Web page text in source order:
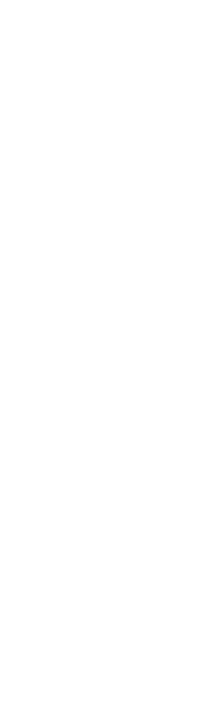
憧憬舞蹈学校的丽莎，开
”，“娘娘索命”等一连串